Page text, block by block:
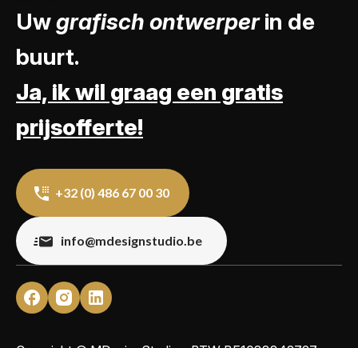
Uwgrafisch ontwerperin de
buurt.
Ja, ik wil graag een gratis
prijsofferte!
+32 (0) 486 67 00 30
info@mdesignstudio.be